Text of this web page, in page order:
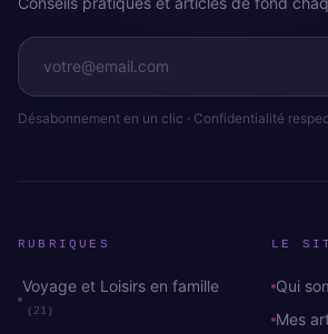
Désabonnement en un clic · Confidentialité
RUBRIQUES
Voyage et Loisirs en famille
(21)
LE
Qui
Mes